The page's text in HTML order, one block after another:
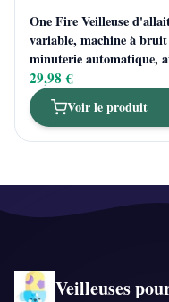
One Fire Veilleuse
variable, machine à bruit
minuterie automatique,
29,98 €
Voir le produit
Veilleuses